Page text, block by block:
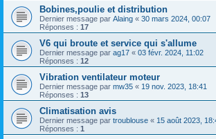
Bobines,poulie et distribution
Dernier message par Alaing « 30 mars 2024, 00:07
Réponses : 17
V6 qui broute et service qui s'allume
Dernier message par ag17 « 03 févr. 2024, 11:02
Réponses : 12
Vibration ventilateur moteur
Dernier message par mw35 « 19 nov. 2023, 18:41
Réponses : 13
Climatisation avis
Dernier message par troublouse « 15 août 2023,
Réponses : 1